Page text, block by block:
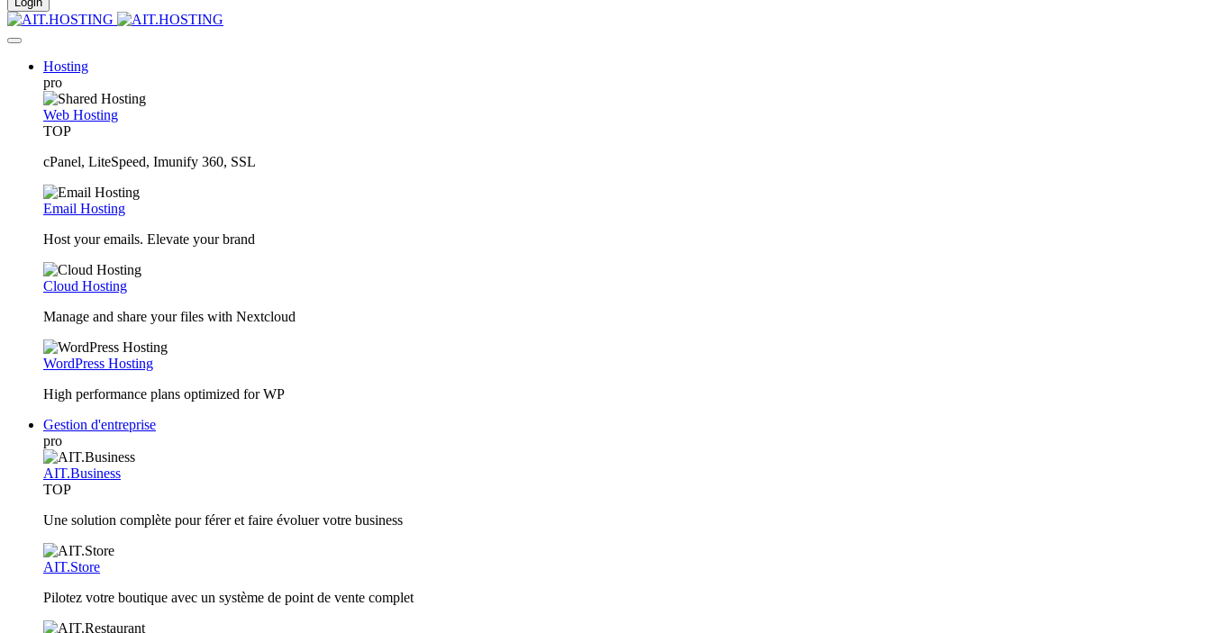
Hosting
pro
Web Hosting
TOP
cPanel, LiteSpeed, Imunify 360, SSL
Email Hosting
Host your emails. Elevate your brand
Cloud Hosting
Manage and share your files with Nextcloud
WordPress Hosting
High performance plans optimized for WP
Gestion d'entreprise
pro
AIT.Business
TOP
Une solution complète pour férer et faire évoluer votre business
AIT.Store
Pilotez votre boutique avec un système de point de vente complet